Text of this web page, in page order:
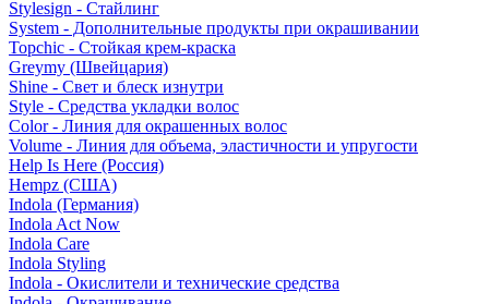
Stylesign - Стайлинг
System - Дополнительные продукты при окрашивании
Topchic - Стойкая крем-краска
Greymy (Швейцария)
Shine - Свет и блеск изнутри
Style - Средства укладки волос
Color - Линия для окрашенных волос
Volume - Линия для объема, эластичности и упругости
Help Is Here (Россия)
Hempz (США)
Indola (Германия)
Indola Act Now
Indola Care
Indola Styling
Indola - Окислители и технические средства